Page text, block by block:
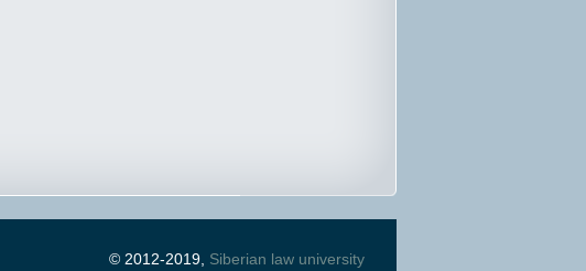
© 2012-2019, Siberian law university